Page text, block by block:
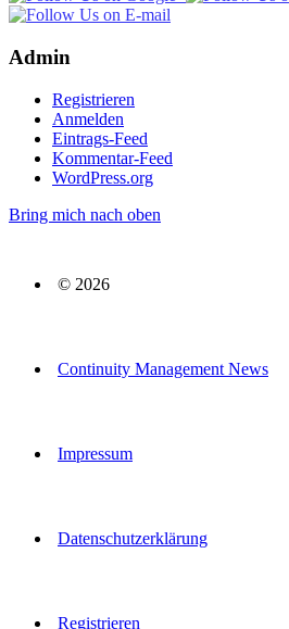
Admin
Registrieren
Anmelden
Eintrags-Feed
Kommentar-Feed
WordPress.org
Bring mich nach oben
© 2026
Continuity Management News
Impressum
Datenschutzerklärung
Registrieren